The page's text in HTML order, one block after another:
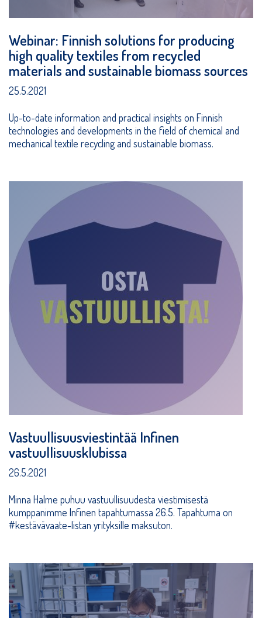
Webinar: Finnish solutions for producing
high quality textiles from recycled
materials and sustainable biomass sources
25.5.2021
Up-to-date information and practical insights on Finnish
technologies and developments in the field of chemical and
mechanical textile recycling and sustainable biomass.
Vastuullisuusviestintää Infinen
vastuullisuusklubissa
26.5.2021
Minna Halme puhuu vastuullisuudesta viestimisestä
kumppanimme Infinen tapahtumassa 26.5. Tapahtuma on
#kestävävaate-listan yrityksille maksuton.